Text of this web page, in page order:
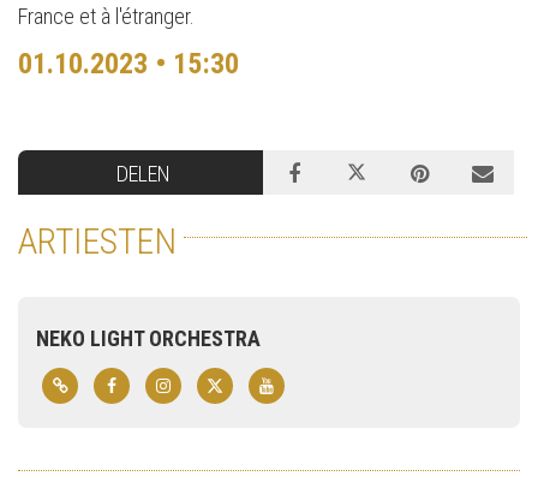
France et à l'étranger.
01.10.2023 • 15:30
DELEN
ARTIESTEN
NEKO LIGHT ORCHESTRA